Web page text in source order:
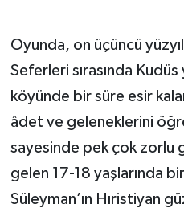
Oyunda, on üçüncü
Seferleri sırasında Kudüs
köyünde bir süre esir
âdet ve geleneklerini
sayesinde pek çok zorlu
gelen 17-18 yaşlarında
Süleyman’ın Hıristiyan